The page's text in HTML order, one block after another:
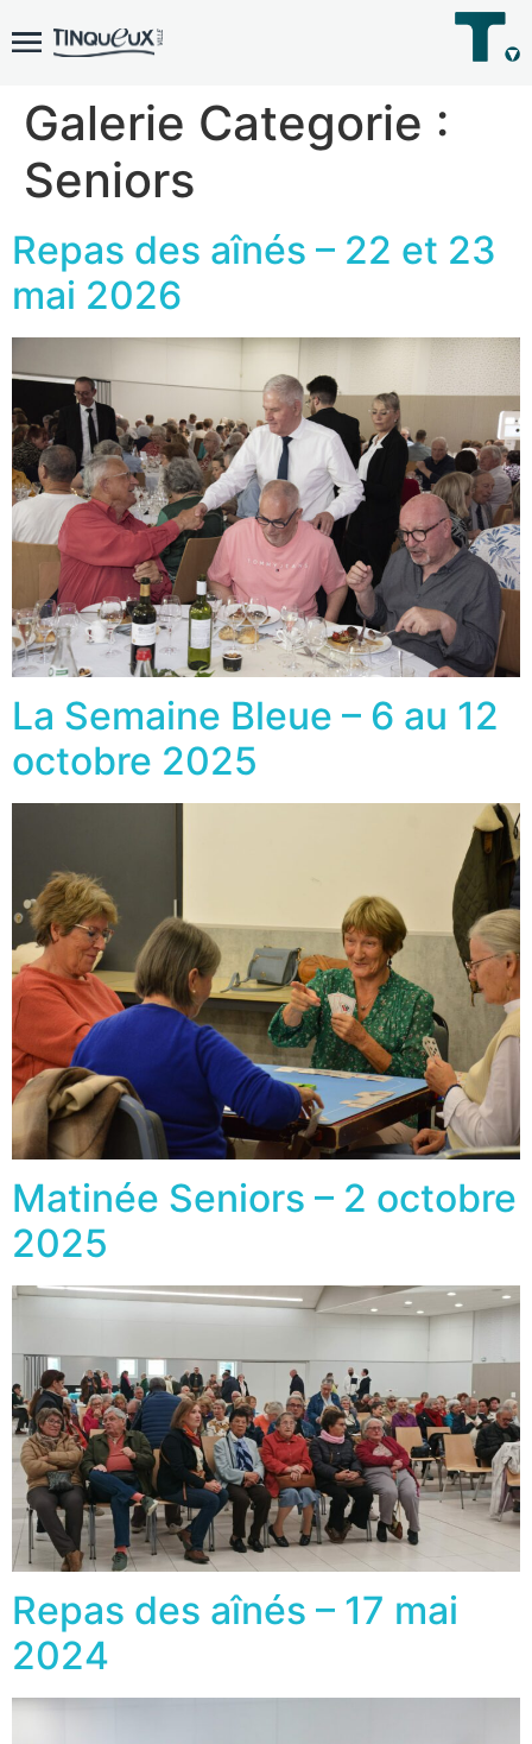
Galerie Categorie :
Seniors
Repas des aînés – 22 et 23
mai 2026
La Semaine Bleue – 6 au 12
octobre 2025
Matinée Seniors – 2 octobre
2025
Repas des aînés – 17 mai
2024